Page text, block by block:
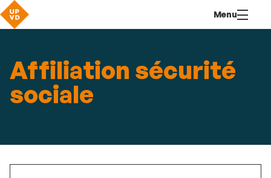
contenu
Menu
Affiliation sécurité
sociale